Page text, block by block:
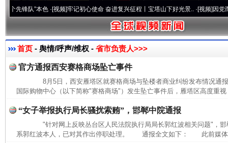
队”本色·[视频]牢记初心使命 奋进复兴征程丨宝塔山下好光景..·[视频]因党而生 为
首页 - 舆情/呼声/维权 - 省市负责人>>>
官方通报西安赛格商场坠亡事件
8月5日，西安雁塔区就赛格商场与坠楼者商业纠纷发布情况
国际购物中心（以下简称"赛格商场"）发生坠亡事件后，雁塔区高度重
“女子举报执行局长骚扰索贿”，邯郸中院通报
"针对网上反映丛台区人民法院执行局局长郭红波相关问题"，邯
系郭红波本人，已对其作出停职处理。 通报全文如下： 此前媒体